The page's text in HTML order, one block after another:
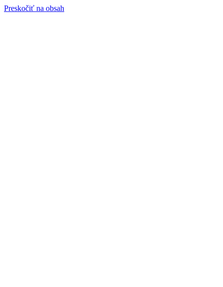
Preskočiť na obsah